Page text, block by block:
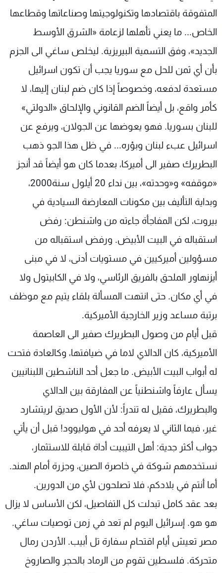
المتفوقة باقتصادها وتكنولوجيتها وصناعاتها وقطاعها
الخاص... ما يعني تأهلها لزعامة «الشرق الأوسط
الجديد»، وفق التسمية البيريزية. ليخلص ساغي الى الجزم
بأن أي ثمن للحل مع سوريا يجب أن تكون اسرائيل
مستعدة لدفعه، وخصوصاً إذا كان ضم لبنان إليها، لا
كأمر واقع، بل أيضاً الضم القانوني والإلحاق «الدولتي»
للبنان بسوريا. فهو يعوضها عن الجولان، ويرفع عن
اسرائيل عبء لبنان وبؤره... في ظل هذا الجو ذهب
البطريرك صفير الى أميركا، بعدما كان هو أيضاً قد أنجز
«موقفه» و«وحدته»، بين نداء 20 أيلول سنة2000،
وبداية التأليف بين مكونات المعارضة السيادية في
بيروت، لكن المفاجأة جاءته من واشنطن: رفض
استقباله في البيت الأبيض. ورفض استقباله من
مسؤولين أميركيين في مستويات أدنى، لا في مبنى
أيزنهاور الملحق بالفريق الرئاسي، ولا في الكابيتول ولا
في أي مكان. حتى انتهت المسألة بلقاء يتيم مع موظف
برتبة مساعد وزير الخارجية الأميركية.
قبل أيام من وصول البطريرك صفير الى العاصمة
الأميركية، كان الدالاي لاما في ضيافتها، وكالعادة فتحت
له أبواب البيت الأبيض. ما جعل أحد الناشطين اللبنانيين
يسأل عارفاً واشنطنياً عن المفارقة بين الدالاي
والبطريرك، فقيل له تندراً: لأن الأول صديق لريتشارد
غير، فيما الثاني لا يعرفه أحد في هوليوود! قبل أن يأتي
جواب أكثر جدية: أهل التيبيت أداة قابلة للاستثمار،
نستخدمهم شوكة في خاصرة الصين، وجزرة أمام الهند.
أما أنتم في بلادكم، فلا تصلحون لأي من الدورين.
بعد عقد كامل تبدلت كل التفاصيل، لكن الأساس لا يزال
هو هو. إسرائيل اليوم لم تعد في زمن توصيات ساغي.
مصر تعيش أيام اقتحام سفارة تل أبيب. الأردن رمال
متحركة. فلسطين تقوم من الرماد بالحجر والصاروخ